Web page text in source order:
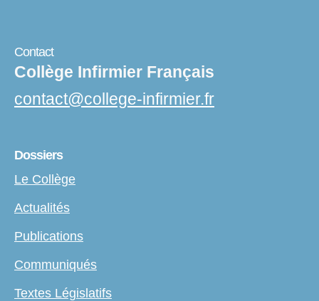
Contact
Collège Infirmier Français
contact@college-infirmier.fr
Dossiers
Le Collège
Actualités
Publications
Communiqués
Textes Législatifs